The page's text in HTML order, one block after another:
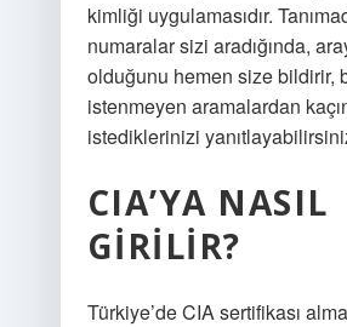
kimliği uygulamasıdır.
numaralar sizi aradığında,
olduğunu hemen size bildirir,
istenmeyen aramalardan
istediklerinizi
CIA’YA NASIL
GIRILIR?
Türkiye’de CIA sertifikası